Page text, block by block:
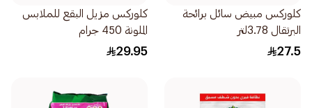
كلوركس مبيض سائل برائحة
البرتقال 3.78لتر
27.5
كلوركس مزيل البقع للملابس
الملونة 450 جرام
29.95